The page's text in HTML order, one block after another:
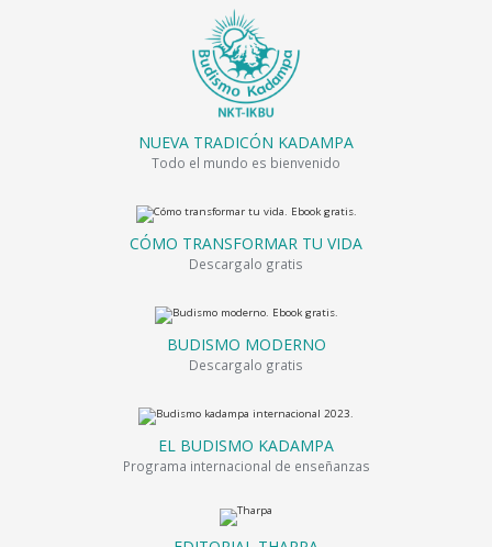
NUEVA TRADICÓN KADAMPA
Todo el mundo es bienvenido
CÓMO TRANSFORMAR TU VIDA
Descargalo gratis
BUDISMO MODERNO
Descargalo gratis
EL BUDISMO KADAMPA
Programa internacional de enseñanzas